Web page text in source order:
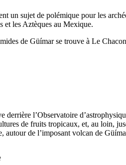
un sujet de polémique pour les
et les Aztèques au Mexique.
de Güímarse trouve à Le
derrière l’Observatoire
de fruits tropicaux, et, au loin,
autour de l’imposant volcan de